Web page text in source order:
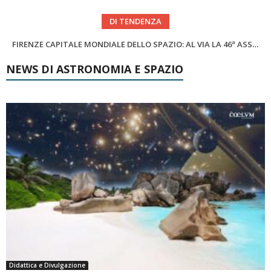
DI TENDENZA
Cielo del Mese di Agosto 2026
SUPERNOVAE aggiornamenti del mese – Agosto 2026
NEWS DI ASTRONOMIA E SPAZIO
Didattica e Divulgazione